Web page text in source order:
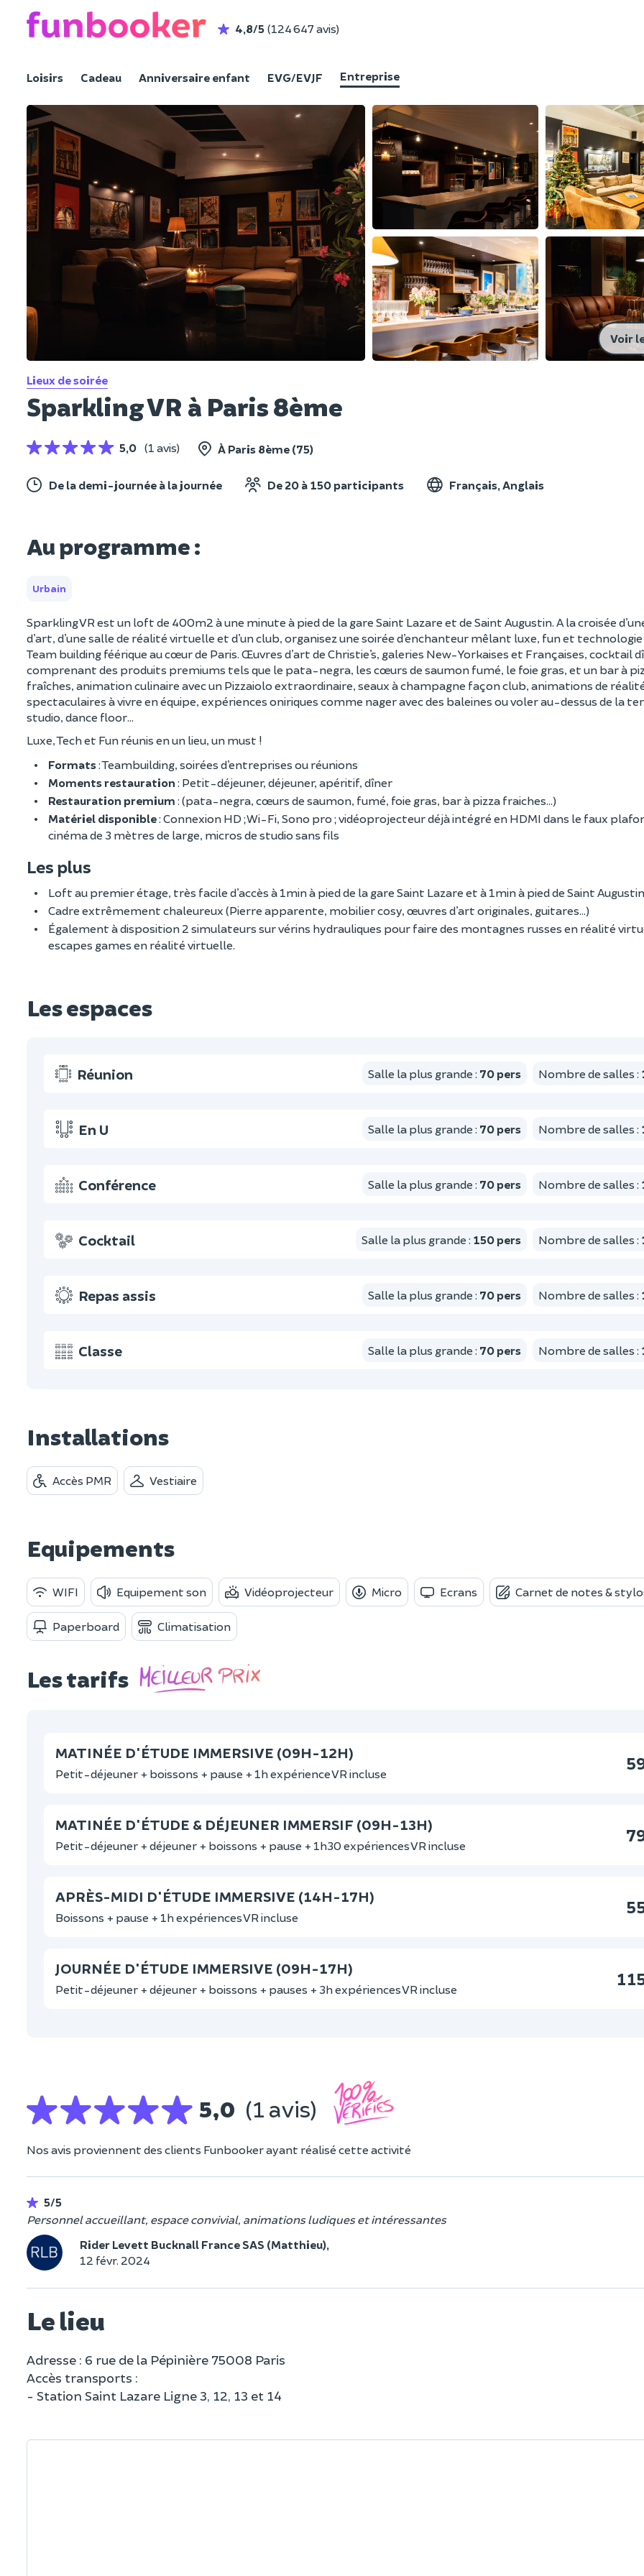
4,8/5 (124 647 avis)
Loisirs Cadeau Anniversaire enfant EVG/EVJF Entreprise
Voir
Lieux de soirée
Sparkling VR à Paris 8ème
5,0 (1 avis) À Paris 8ème (75)
De la demi-journée à la journée De 20 à 150 participants Français, Anglais
Au programme :
Urbain
Sparkling VR est un loft de 400m2 à une minute à pied de la gare Saint Lazare et de Saint Augustin. A la croisée
d’art, d’une salle de réalité virtuelle et d’un club, organisez une soirée d’enchanteur mêlant luxe, fun et
Team building féérique au cœur de Paris. Œuvres d’art de Christie’s, galeries New-Yorkaises et Françaises, cocktail
comprenant des produits premiums tels que le pata-negra, les cœurs de saumon fumé, le foie gras, et un bar à
fraîches, animation culinaire avec un Pizzaiolo extraordinaire, seaux à champagne façon club, animations de
spectaculaires à vivre en équipe, expériences oniriques comme nager avec des baleines ou voler au-dessus de la
studio, dance floor…
Luxe, Tech et Fun réunis en un lieu, un must !
Formats: Teambuilding, soirées d’entreprises ou réunions
Moments restauration : Petit-déjeuner, déjeuner, apéritif, dîner
Restauration premium : (pata-negra, cœurs de saumon, fumé, foie gras, bar à pizza fraiches…)
Matériel disponible: Connexion HD ; Wi-Fi, Sono pro ; vidéoprojecteur déjà intégré en HDMI dans le faux
cinéma de 3 mètres de large, micros de studio sans fils
Les plus
Loft au premier étage, très facile d’accès à 1min à pied de la gare Saint Lazare et à 1min à pied de Saint
Cadre extrêmement chaleureux (Pierre apparente, mobilier cosy, œuvres d’art originales, guitares…)
Également à disposition 2 simulateurs sur vérins hydrauliques pour faire des montagnes russes en réalité
escapes games en réalité virtuelle.
Les espaces
Réunion Salle la plus grande : 70pers Nombre de salles :
En U Salle la plus grande : 70pers Nombre de salles :
Conférence Salle la plus grande : 70pers Nombre de salles :
Cocktail Salle la plus grande : 150pers Nombre de salles :
Repas assis Salle la plus grande : 70pers Nombre de salles :
Classe Salle la plus grande : 70pers Nombre de salles :
Installations
Accès PMR Vestiaire
Equipements
WIFI Equipement son Vidéoprojecteur Micro Ecrans Carnet de notes &
Paperboard Climatisation
Les tarifs
MATINÉE D'ÉTUDE IMMERSIVE (09H-12H)
Petit-déjeuner + boissons + pause + 1h expérience VR incluse
MATINÉE D'ÉTUDE & DÉJEUNER IMMERSIF (09H-13H)
Petit-déjeuner + déjeuner + boissons + pause + 1h30 expériences VR incluse
APRÈS-MIDI D'ÉTUDE IMMERSIVE (14H-17H)
Boissons + pause + 1h expériences VR incluse
JOURNÉE D'ÉTUDE IMMERSIVE (09H-17H)
Petit-déjeuner + déjeuner + boissons + pauses + 3h expériences VR incluse
5,0 (1 avis)
Nos avis proviennent des clients Funbooker ayant réalisé cette activité
5/5
Personnel accueillant, espace convivial, animations ludiques et intéressantes
Rider Levett Bucknall France SAS (Matthieu),
12 févr. 2024
Le lieu
Adresse : 6 rue de la Pépinière 75008 Paris
Accès transports :
- Station Saint Lazare Ligne 3, 12, 13 et 14